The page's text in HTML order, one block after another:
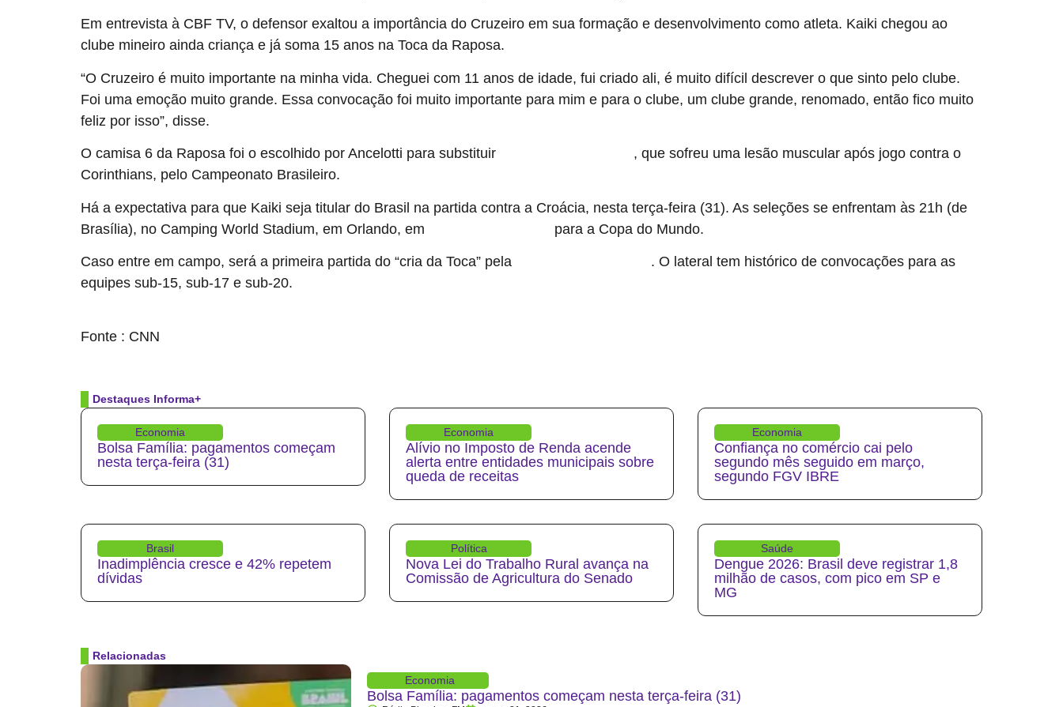
Em entrevista à CBF TV, o defensor exaltou a importância do Cruzeiro em sua formação e desenvolvimento como atleta. Kaiki chegou ao
clube mineiro ainda criança e já soma 15 anos na Toca da Raposa.
“O Cruzeiro é muito importante na minha vida. Cheguei com 11 anos de idade, fui criado ali, é muito difícil descrever o que sinto pelo clube.
Foi uma emoção muito grande. Essa convocação foi muito importante para mim e para o clube, um clube grande, renomado, então fico muito
feliz por isso”, disse.
O camisa 6 da Raposa foi o escolhido por Ancelotti para substituir
, que sofreu uma lesão muscular após jogo contra o
Corinthians, pelo Campeonato Brasileiro.
Há a expectativa para que Kaiki seja titular do Brasil na partida contra a Croácia, nesta terça-feira (31). As seleções se enfrentam às 21h (de
Brasília), no Camping World Stadium, em Orlando, em
para a Copa do Mundo.
Caso entre em campo, será a primeira partida do “cria da Toca” pela
. O lateral tem histórico de convocações para as
equipes sub-15, sub-17 e sub-20.
Fonte : CNN
Destaques Informa+
Economia
Bolsa Família: pagamentos começam
nesta terça-feira (31)
Economia
Alívio no Imposto de Renda acende
alerta entre entidades municipais sobre
queda de receitas
Economia
Confiança no comércio cai pelo
segundo mês seguido em março,
segundo FGV IBRE
Brasil
Inadimplência cresce e 42% repetem
dívidas
Política
Nova Lei do Trabalho Rural avança na
Comissão de Agricultura do Senado
Saúde
Dengue 2026: Brasil deve registrar 1,8
milhão de casos, com pico em SP e
MG
Relacionadas
Economia
Bolsa Família: pagamentos começam nesta terça-feira (31)